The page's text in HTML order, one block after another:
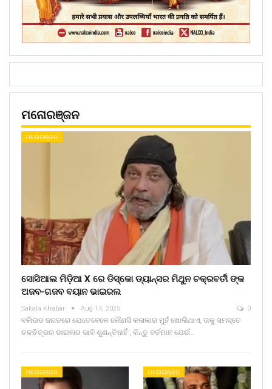
ମନୋରଞ୍ଜନ
ମନୋରଞ୍ଜନ
ସୋସିଆଲ ମିଡ଼ିଆ X ରେ ଡିସ୍କୋ ଡ୍ୟାନ୍ସର ମିଥୁନ ଚକ୍ରବର୍ତୀ ଙ୍କ
ଅଜବ-ଗଜବ ବୟାନ ଭାଇରଲ
Sakala Khabar Aug 14, 2025 0
ବଲିଉଡ ଜଗତରେ ଯେତେବେଳେ କୌଣସି କଳାକାର ମୁହଁ ଖୋଲିଥାଏ, ତାକୁ ସମସ୍ତେ
ଚଳଚିତ୍ରର ଡାଇଲଗ ଭାବି ଶୁଣନ୍ତିନାହିଁ , କିନ୍ତୁ ବର୍ତମାନ ଯେଉଁ…
ମନୋରଞ୍ଜନ ମନୋରଞ୍ଜନ